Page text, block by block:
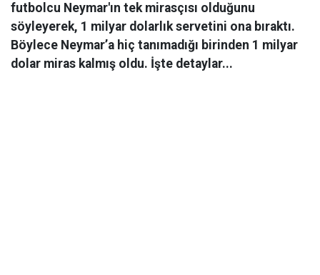
futbolcu Neymar'ın tek mirasçısı olduğunu
söyleyerek, 1 milyar dolarlık servetini ona bıraktı.
Böylece Neymar’a hiç tanımadığı birinden 1 milyar
dolar miras kalmış oldu. İşte detaylar...